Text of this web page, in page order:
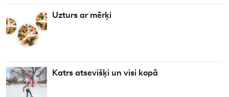
Uzturs ar mērķi
Katrs atsevišķi un visi kopā